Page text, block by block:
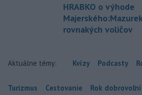
HRABKO o výhode
rovnakých voličov
Aktuálne témy: Kvízy Podcasty
Turizmus Cestovanie Rok